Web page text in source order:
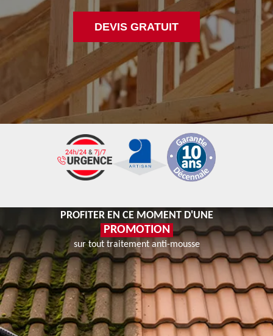
DEVIS GRATUIT
PROFITER EN CE MOMENT D'UNE
PROMOTION
sur tout traitement anti-mousse